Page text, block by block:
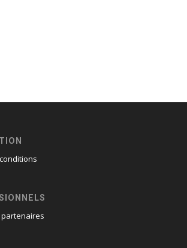
partenaires